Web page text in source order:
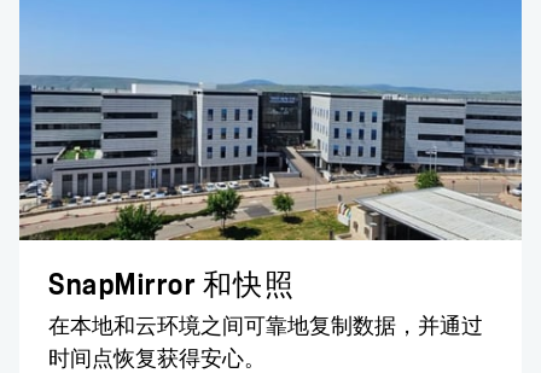
SnapMirror 和快照
在本地和云环境之间可靠地复制数据，并通过
时间点恢复获得安心。